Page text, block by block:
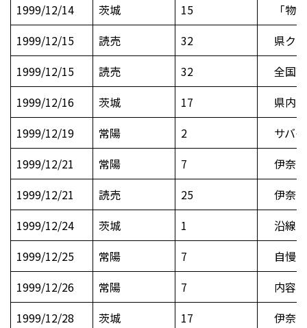
1999/12/14
茨城 15
「物
1999/12/15
読売 32
県ク
1999/12/15
読売 32
全国
1999/12/16
茨城 17
県内
1999/12/19
常陽 2
サバ
1999/12/21
常陽 7
伊奈
1999/12/21
読売 25
伊奈
1999/12/24
茨城 1
沿線
1999/12/25
常陽 7
自慢
1999/12/26
常陽 7
内容
1999/12/28
茨城 17
伊奈